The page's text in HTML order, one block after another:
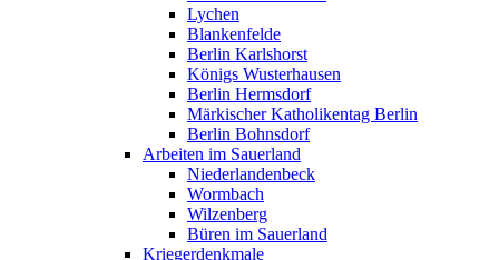
Lychen
Blankenfelde
Berlin Karlshorst
Königs Wusterhausen
Berlin Hermsdorf
Märkischer Katholikentag Berlin
Berlin Bohnsdorf
Arbeiten im Sauerland
Niederlandenbeck
Wormbach
Wilzenberg
Büren im Sauerland
Kriegerdenkmale